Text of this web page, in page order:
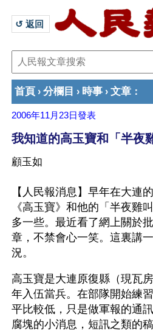
↺ 返回
首頁 › 分欄目 › 時事 › 文章 ：
2006年11月23日發表
我知道的高玉寶和「半夜
顧玉如
【人民報消息】早年在大連
《高玉寶》和他的「半夜雞
多一些。最近看了網上關於
章，不禁會心一笑。這裏講
況。
高玉寶是大連原復縣（現瓦
年入伍當兵。在部隊開始練
平比較低，只是做軍報的通
腐塊的小消息，短訊之類的稿